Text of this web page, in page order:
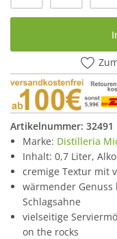
Artikelnummer: 32491
Marke: Distilleria
Inhalt: 0,7 Liter,
cremige Textur mit
wärmender
Schlagsahne
vielseitige
on the rocks